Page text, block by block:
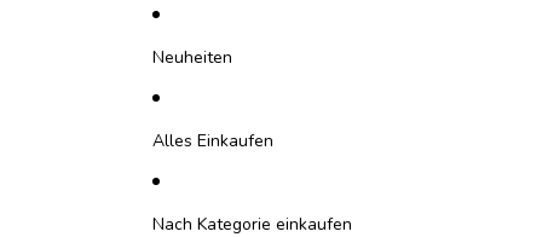
Neuheiten
Alles Einkaufen
Nach Kategorie einkaufen